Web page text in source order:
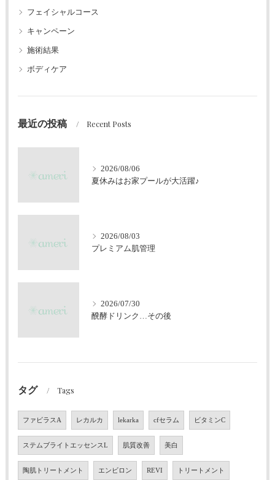
フェイシャルコース
キャンペーン
施術結果
ボディケア
最近の投稿 Recent Posts
2026/08/06
夏休みはお家プールが大活躍♪
2026/08/03
プレミアム肌管理
2026/07/30
醗酵ドリンク…その後
タグ Tags
ファビラスA レカルカ lekarka cfセラム ビタミンC
ステムブライトエッセンスL 肌質改善 美白
陶肌トリートメント エンビロン REVI トリートメント